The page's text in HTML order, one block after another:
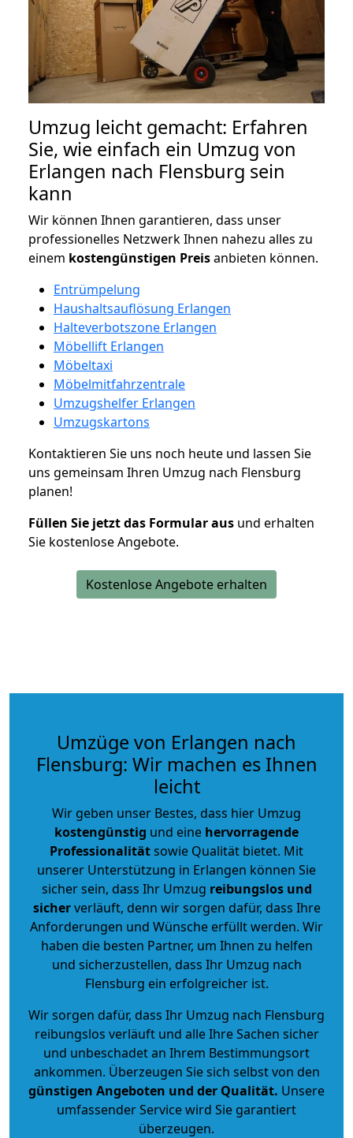
Umzug leicht gemacht: Erfahren
Sie, wie einfach ein Umzug von
Erlangen nach Flensburg sein
kann
Wir können Ihnen garantieren, dass unser
professionelles Netzwerk Ihnen nahezu alles zu
einem kostengünstigen Preisanbieten können.
Entrümpelung
Haushaltsauflösung Erlangen
Halteverbotszone Erlangen
Möbellift Erlangen
Möbeltaxi
Möbelmitfahrzentrale
Umzugshelfer Erlangen
Umzugskartons
Kontaktieren Sie uns noch heute und lassen Sie
uns gemeinsam Ihren Umzug nach Flensburg
planen!
Füllen Sie jetzt das Formular aus und erhalten
Sie kostenlose Angebote.
Kostenlose Angebote erhalten
Umzüge von Erlangen nach
Flensburg: Wir machen es Ihnen
leicht
Wir geben unser Bestes, dass hier Umzug
kostengünstig und eine hervorragende
Professionalitätsowie Qualität bietet. Mit
unserer Unterstützung in Erlangen können Sie
sicher sein, dass Ihr Umzug reibungslos und
sicherverläuft, denn wir sorgen dafür, dass Ihre
Anforderungen und Wünsche erfüllt werden. Wir
haben die besten Partner, um Ihnen zu helfen
und sicherzustellen, dass Ihr Umzug nach
Flensburg ein erfolgreicher ist.
Wir sorgen dafür, dass Ihr Umzug nach Flensburg
reibungslos verläuft und alle Ihre Sachen sicher
und unbeschadet an Ihrem Bestimmungsort
ankommen. Überzeugen Sie sich selbst von den
günstigen Angeboten und der Qualität. Unsere
umfassender Service wird Sie garantiert
überzeugen.